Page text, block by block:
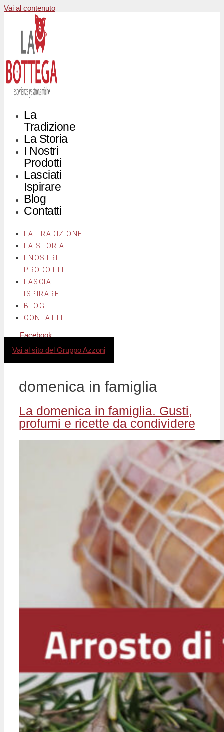
Vai al contenuto
La
Tradizione
La Storia
I Nostri
Prodotti
Lasciati
Ispirare
Blog
Contatti
LA TRADIZIONE
LA STORIA
I NOSTRI
PRODOTTI
LASCIATI
ISPIRARE
BLOG
CONTATTI
Facebook
Vai al sito del Gruppo Azzoni
domenica in famiglia
La domenica in famiglia. Gusti,
profumi e ricette da condividere